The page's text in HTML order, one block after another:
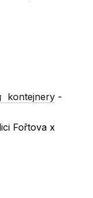
kontejnery -
Fořtova x